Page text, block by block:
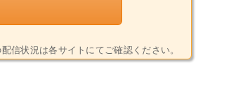
信状況は各サイトにてご確認ください。